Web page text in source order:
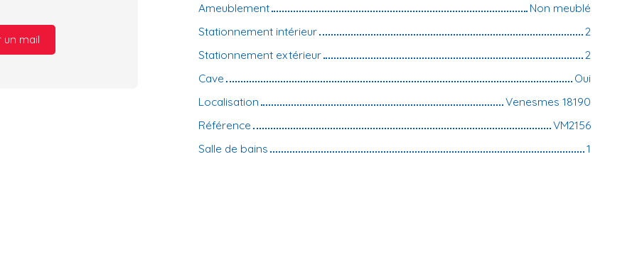
un mail
Ameublement
Non meublé
Stationnement intérieur
2
Stationnement extérieur
2
Cave
Oui
Localisation
Venesmes 18190
Référence
VM2156
Salle de bains
1